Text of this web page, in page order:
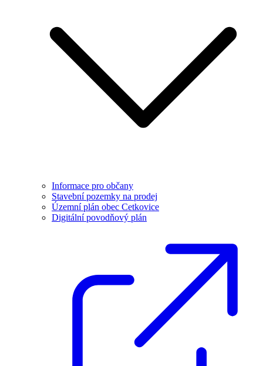
Informace pro občany
Stavební pozemky na prodej
Územní plán obec Cetkovice
Digitální povodňový plán